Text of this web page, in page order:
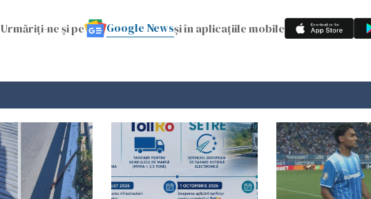
Urmăriți-ne și pe Google Newsși în aplicațiile mobile